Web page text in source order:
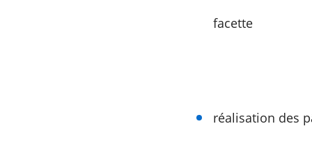
facette
réalisation des